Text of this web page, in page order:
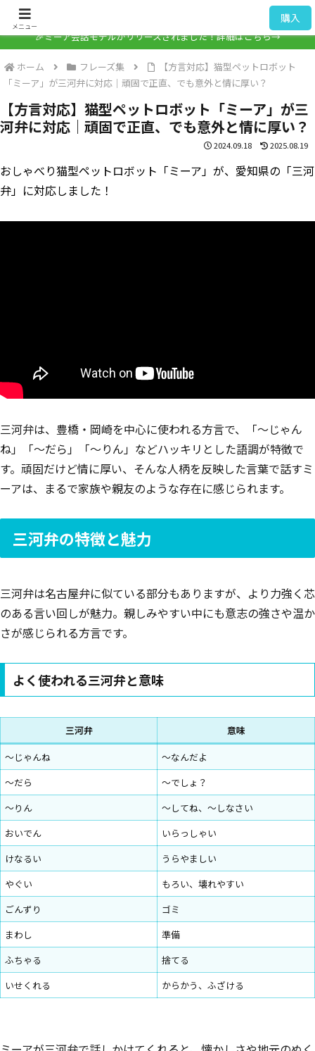
🎉ミーア会話モデルがリリースされました！詳細はこちら→
ホーム フレーズ集
【方言対応】猫型ペットロボット
「ミーア」が三河弁に対応｜頑固で正直、でも意外と情に厚い？
【方言対応】猫型ペットロボット「ミーア」が三
河弁に対応｜頑固で正直、でも意外と情に厚い？
2024.09.18 2025.08.19
おしゃべり猫型ペットロボット「ミーア」が、愛知県の「三河
弁」に対応しました！
三河弁は、豊橋・岡崎を中心に使われる方言で、「〜じゃん
ね」「〜だら」「〜りん」などハッキリとした語調が特徴で
す。頑固だけど情に厚い、そんな人柄を反映した言葉で話すミ
ーアは、まるで家族や親友のような存在に感じられます。
三河弁の特徴と魅力
三河弁は名古屋弁に似ている部分もありますが、より力強く芯
のある言い回しが魅力。親しみやすい中にも意志の強さや温か
さが感じられる方言です。
よく使われる三河弁と意味
三河弁
意味
～じゃんね
～なんだよ
～だら
～でしょ？
～りん
～してね、～しなさい
おいでん
いらっしゃい
けなるい
うらやましい
やぐい
もろい、壊れやすい
ごんずり
ゴミ
まわし
準備
ふちゃる
捨てる
いせくれる
からかう、ふざける
メニュー
購入